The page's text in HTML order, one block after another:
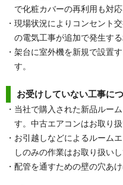
で化粧カバーの再利用も対応
・現場状況によりコンセント
の電気工事が追加で発生する
・架台に室外機を新規で設置
す。
お受けしていない工事に
・当社で購入された新品ルー
す。中古エアコンはお取り扱
・お引越しなどによるルーム
しのみの作業はお取り扱いし
・配管を通すための壁の穴あ